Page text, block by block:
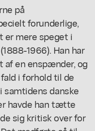
på
forunderlige,
er mere speget i
1966). Han har
af en enspænder, og
i forhold til de
danske
havde han tætte
sig kritisk over for